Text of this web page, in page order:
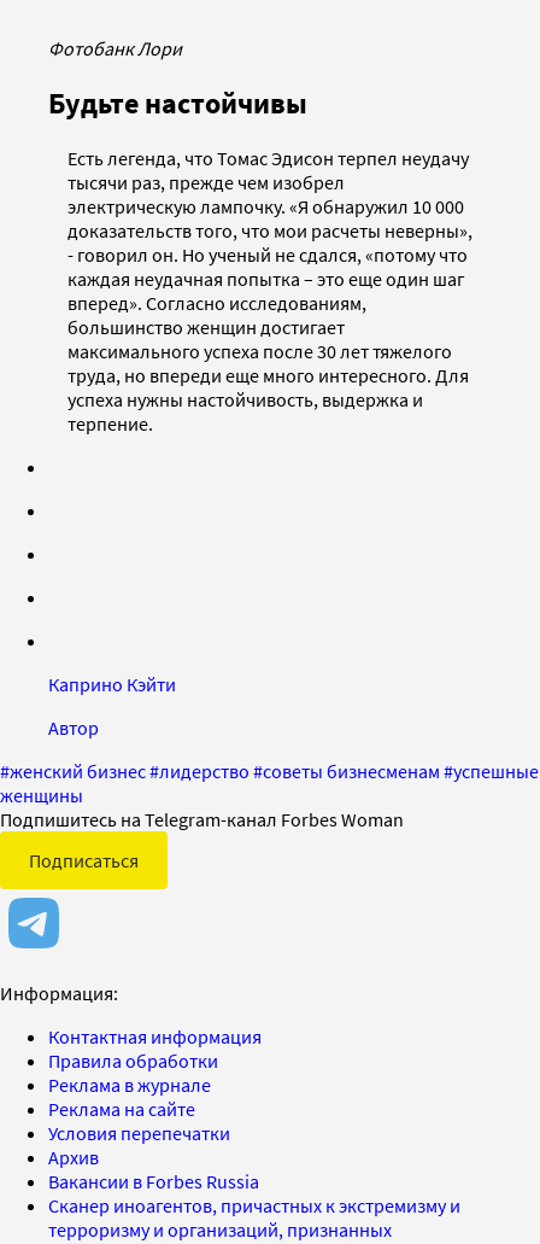
Фотобанк Лори
Будьте настойчивы
Есть легенда, что Томас Эдисон терпел неудачу
тысячи раз, прежде чем изобрел
электрическую лампочку. «Я обнаружил 10 000
доказательств того, что мои расчеты неверны»,
- говорил он. Но ученый не сдался, «потому что
каждая неудачная попытка – это еще один шаг
вперед». Согласно исследованиям,
большинство женщин достигает
максимального успеха после 30 лет тяжелого
труда, но впереди еще много интересного. Для
успеха нужны настойчивость, выдержка и
терпение.
Каприно Кэйти
Автор
#женский бизнес#лидерство #советы бизнесменам #успешные
женщины
Подпишитесь на Telegram-канал Forbes Woman
Подписаться
Информация:
Контактная информация
Правила обработки
Реклама в журнале
Реклама на сайте
Условия перепечатки
Архив
Вакансии в Forbes Russia
Сканер иноагентов, причастных к экстремизму и
терроризму и организаций, признанных